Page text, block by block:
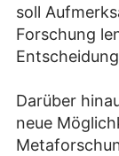
soll
Forschung
Darüber
neue